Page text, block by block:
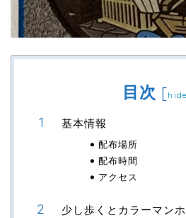
目次 [hide
基本情報
配布場所
配布時間
アクセス
少し歩くとカラーマン